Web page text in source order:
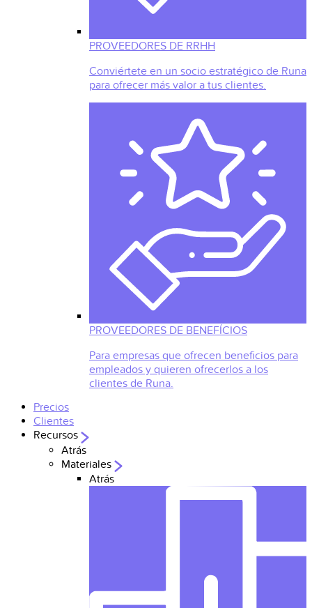
PROVEEDORES DE RRHH
Conviértete en un socio estratégico de Runa
para ofrecer más valor a tus clientes.
PROVEEDORES DE BENEFÍCIOS
Para empresas que ofrecen beneficios para
empleados y quieren ofrecerlos a los
clientes de Runa.
Precios
Clientes
Recursos
Atrás
Materiales
Atrás